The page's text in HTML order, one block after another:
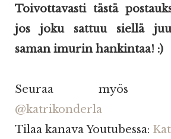
Toivottavasti tästä
jos joku sattuu siellä
saman imurin hankintaa! :)
Seuraa myös
@katrikonderla
Tilaa kanava Youtubessa: